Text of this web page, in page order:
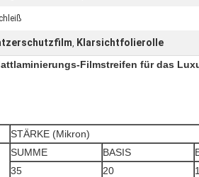
, Klarsichtfolierolle
Filmstreifen für das
STÄRKE (Mikron)
SUMME BASIS
35
20